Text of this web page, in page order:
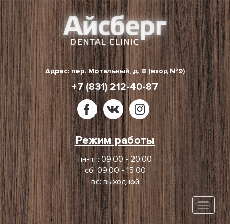
Skip
to
content
Адрес: пер. Мотальный, д. 8 (вход №9)
+7 (831) 212-40-87
Режим работы
пн-пт: 09:00 - 20:00
сб: 09:00 - 15:00
вс: выходной
Toggle